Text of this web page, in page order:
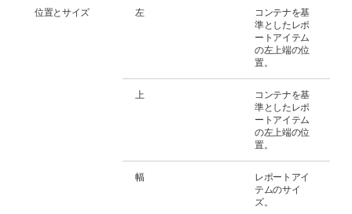
位置とサイズ 左
コンテナを基
準としたレポ
ートアイテム
の左上端の位
置。
上
コンテナを基
準としたレポ
ートアイテム
の左上端の位
置。
幅
レポートアイ
テムのサイ
ズ。